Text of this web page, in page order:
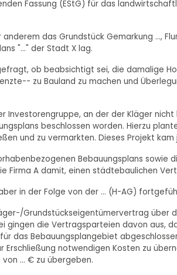
Fassung (EStG) für das
das Grundstück Gemarkung ..., Flur
"..." der Stadt X lag.
ob beabsichtigt sei, die damalige
zu Bauland zu machen und
Investorengruppe, an der der Kläger
beschlossen worden. Hierzu
und zu vermarkten. Dieses Projekt
Bebauungsplans sowie
Firma A damit, einen städtebaulichen
in der Folge von der ... (H-AG)
Grundstückseigentümervertrag über
gingen die Vertragsparteien davon aus,
das Bebauungsplangebiet
notwendigen Kosten zu
... € zu übergeben.